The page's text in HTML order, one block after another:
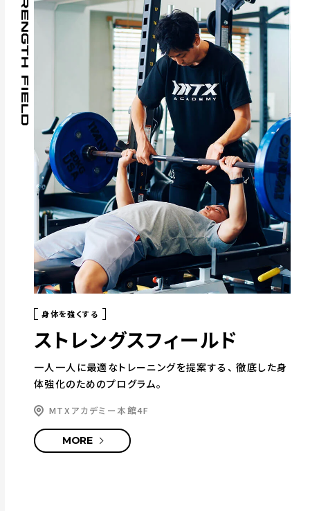
STRENGTH FIELD
身体を強くする
ストレングスフィールド
一人一人に最適なトレーニングを提案する、 徹底した身
体強化のためのプログラム。
MTXアカデミー本館4F
MORE